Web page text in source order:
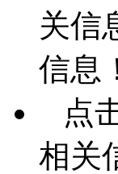
关信
信息
点
相关